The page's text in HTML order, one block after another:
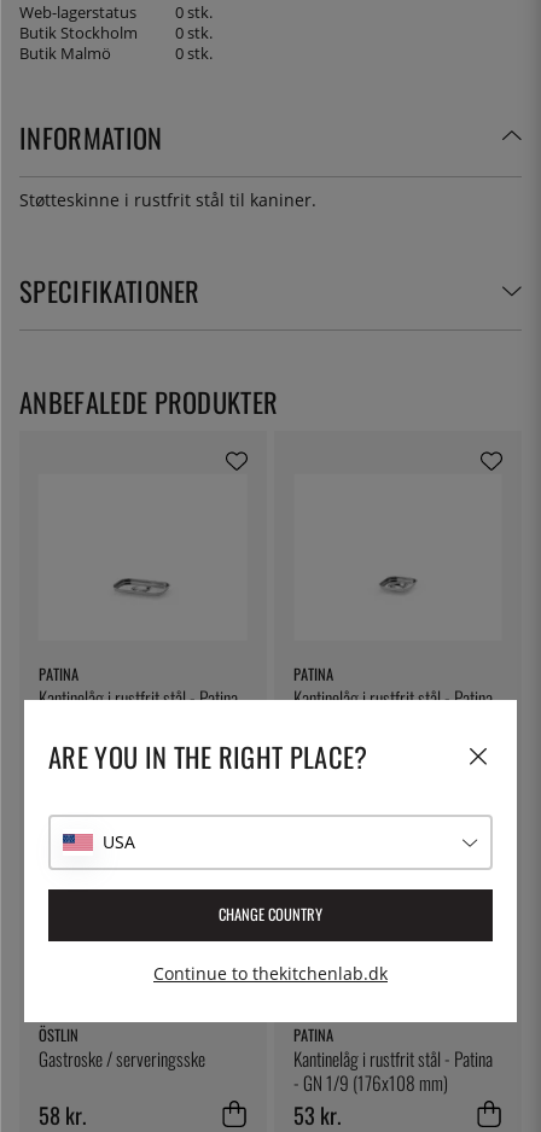
Web-lagerstatus
0 stk.
Butik Stockholm
0 stk.
Butik Malmö
0 stk.
INFORMATION
Støtteskinne i rustfrit stål til kaniner.
SPECIFIKATIONER
PATINA
Kantinelåg i rustfrit stål - Patina
76 kr.
PATINA
Kantinelåg i rustfrit stål - Patina
61 kr.
ÖSTLIN
Gastroske / serveringsske
58 kr.
PATINA
Kantinelåg i rustfrit stål - Patina
- GN 1/9 (176x108 mm)
53 kr.
ANBEFALEDE PRODUKTER
ARE YOU IN THE RIGHT PLACE?
USA
CHANGE COUNTRY
Continue to thekitchenlab.dk